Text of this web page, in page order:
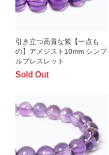
引き立つ高貴な紫【一点も
の】アメジスト10mm シンプ
ルブレスレット
Sold Out